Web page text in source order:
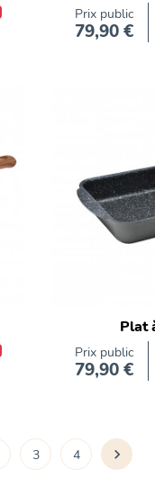
Prix public
Prix
79,90 €
Plat
Prix public
Prix
79,90 €
3 4 Suivant
